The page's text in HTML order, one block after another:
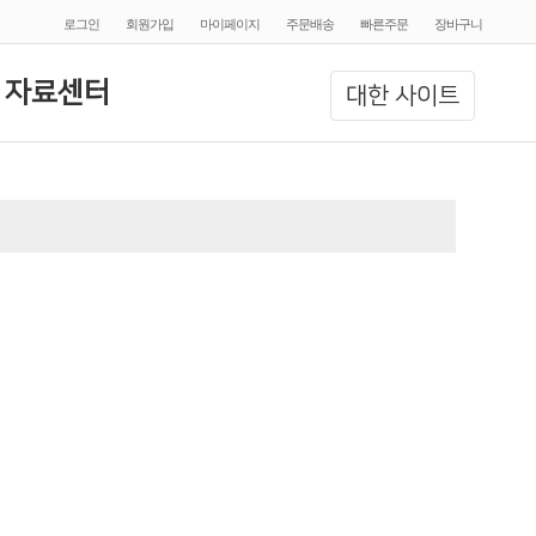
로그인 회원가입 마이페이지 주문배송 빠른주문 장바구니
대한 사이트
료센터